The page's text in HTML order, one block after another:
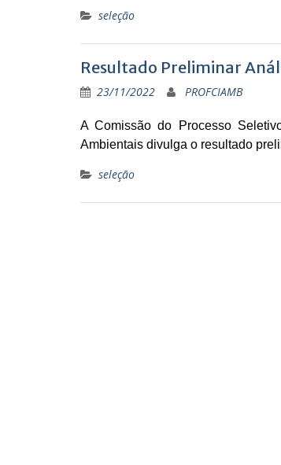
seleção
Resultado Preliminar
23/11/2022 PROFCIAMB
A Comissão do Processo
Ambientais divulga o resultado
seleção